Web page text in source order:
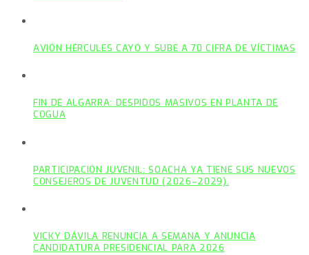
AVIÓN HÉRCULES CAYÓ Y SUBE A 70 CIFRA DE VÍCTIMAS
FIN DE ALGARRA: DESPIDOS MASIVOS EN PLANTA DE
COGUA
PARTICIPACIÓN JUVENIL: SOACHA YA TIENE SUS NUEVOS
CONSEJEROS DE JUVENTUD (2026–2029).
VICKY DÁVILA RENUNCIA A SEMANA Y ANUNCIA
CANDIDATURA PRESIDENCIAL PARA 2026